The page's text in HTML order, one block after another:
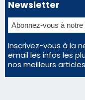
Régie publicitaire
Nous contacter